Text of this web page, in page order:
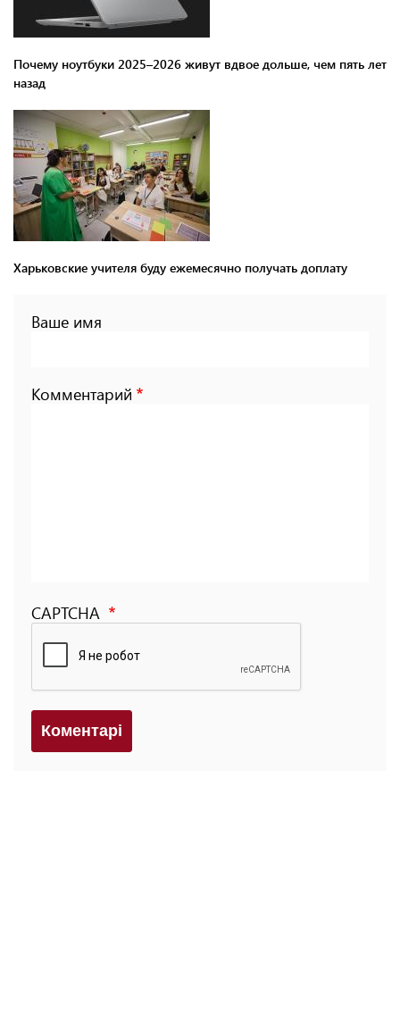
Почему ноутбуки 2025–2026 живут вдвое дольше, чем пять лет
назад
Харьковские учителя буду ежемесячно получать доплату
Ваше имя
Комментарий
CAPTCHA
Коментарi